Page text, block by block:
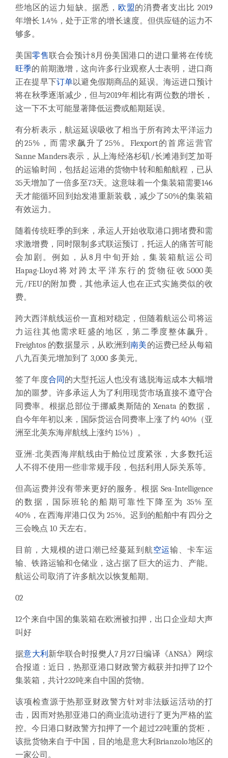
些地区的运力短缺。据悉， 欧盟的消费者支出比 2019
年增长 1.4%，处于正常的增长速度。但供应链的运力不
够多。
美国零售联合会预计8月份美国港口的进口量将在传统
旺季的前期激增 ，这向许多行业观察人士表明，进口商
正在提早下订单以避免假期商品的延误。海运进口预计
将在秋季逐渐减少，但与2019年相比有两位数的增长，
这一下不太可能显著降低运费或船期延误。
有分析表示，航运延误吸收了相当于所有跨太平洋运力
的25%，而需求飙升了25%。 Flexport的首席运营官
Sanne Manders表示，从上海经洛杉矶/长滩港到芝加哥
的运输时间，包括起运港的货物中转和船舶航程， 已从
35天增加了一倍多至73天。 这意味着一个集装箱需要146
天才能循环回到始发港重新装载，减少了50%的集装箱
有效运力。
随着传统旺季的到来， 承运人开始收取港口拥堵费和需
求激增费，同时限制多式联运预订，托运人的痛苦可能
会加剧。例如，从8月中旬开始，集装箱航运公司
Hapag-Lloyd将对跨太平洋东行的货物征收 5000美
元/FEU的附加费，其他承运人也在正式实施类似的收
费。
跨大西洋航线运价一直相对稳定，但随着航运公司将运
力运往其他需求旺盛的地区，第二季度整体飙升。
Freightos 的数据显示， 从欧洲到南美的运费已经从每箱
八九百美元增加到了 3,000 多美元。
签了年度合同 的大型托运人也没有逃脱海运成本大幅增
加的噩梦。 许多承运人为了利用现货市场直接不遵守合
同费率。根据总部位于挪威奥斯陆的 Xenata 的数据，
自今年年初以来， 国际货运合同费率上涨了约 40%（亚
洲至北美东海岸航线上涨约 15%）。
亚洲-北美西海岸航线由于舱位过度紧张，大多数托运
人不得不使用一些非常规手段，包括利用人际关系等。
但高运费并没有带来更好的服务。根据 Sea-Intelligence
的数据，国际班轮的船期可靠性下降至为 35% 至
40%，在西海岸港口仅为 25%。迟到的船舶中有四分之
三会晚点 10 天左右。
目前，大规模的进口潮已经蔓延到航空运输、卡车运
输、铁路运输和仓储业，这占据了巨大的运力、产能。
航运公司取消了许多航次以恢复船期。
02
12个来自中国的集装箱在欧洲被扣押，出口企业却大声
叫好
据意大利 新华联合时报樊人7月27日编译《ANSA》网综
合报道：近日， 热那亚港口财政警方截获并扣押了12个
集装箱，共计232吨来自中国的货物。
该项检查源于热那亚财政警方针对非法贩运活动的打
击，因而对热那亚港口的商业流动进行了更为严格的监
控。今日港口财政警方扣押了一个超过22吨重的货柜，
该批货物来自于中国，目的地是意大利Brianzolo地区的
一家公司。